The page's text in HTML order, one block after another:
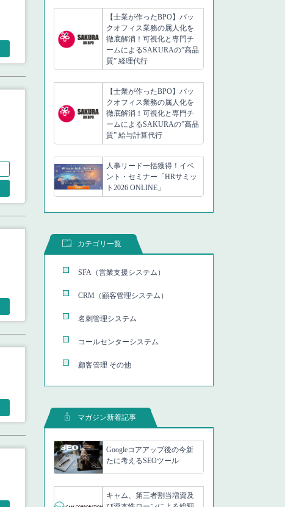
【士業が作ったBPO】バッ
クオフィス業務の属人化を
徹底解消！可視化と専門チ
ームによるSAKURAの”高品
質” 経理代行
【士業が作ったBPO】バッ
クオフィス業務の属人化を
徹底解消！可視化と専門チ
ームによるSAKURAの”高品
質” 給与計算代行
人事リード一括獲得！イベ
ント・セミナー「HRサミッ
ト2026 ONLINE」
カテゴリ一覧
SFA（営業支援システム）
CRM（顧客管理システム）
名刺管理システム
コールセンターシステム
顧客管理 その他
マガジン新着記事
Googleコアアップ後の今新
たに考えるSEOツール
キャム、第三者割当増資及